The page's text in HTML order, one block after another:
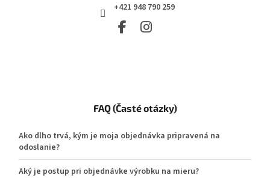
+421 948 790 259
FAQ (Časté otázky)
Ako dlho trvá, kým je moja objednávka pripravená na
odoslanie?
Aký je postup pri objednávke výrobku na mieru?